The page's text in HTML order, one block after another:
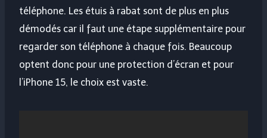
téléphone. Les étuis à rabat sont de plus en plus
démodés car il faut une étape supplémentaire pour
regarder son téléphone à chaque fois. Beaucoup
optent donc pour une protection d’écran et pour
l’iPhone 15, le choix est vaste.